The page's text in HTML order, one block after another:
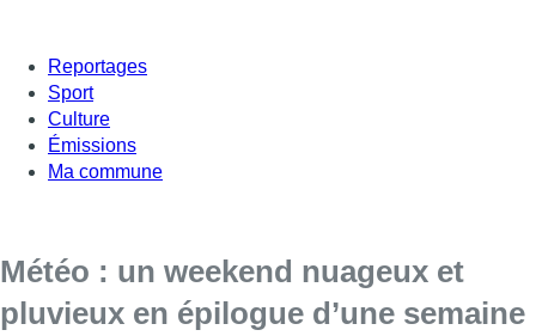
Reportages
Sport
Culture
Émissions
Ma commune
Météo : un weekend nuageux et
pluvieux en épilogue d’une semaine